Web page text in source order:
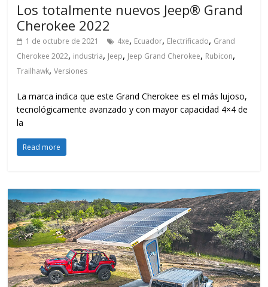
Los totalmente nuevos Jeep® Grand
Cherokee 2022
1 de octubre de 2021 4xe, Ecuador, Electrificado, Grand
Cherokee 2022, industria, Jeep, Jeep Grand Cherokee, Rubicon,
Trailhawk,Versiones
La marca indica que este Grand Cherokee es el más lujoso,
tecnológicamente avanzado y con mayor capacidad 4×4 de
la
Read more